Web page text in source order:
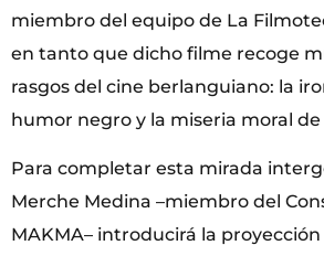
miembro del equipo de La
en tanto que dicho filme recoge
rasgos del cine berlanguiano: la
humor negro y la miseria moral de
Para completar esta mirada
Merche Medina –miembro del
MAKMA– introducirá la